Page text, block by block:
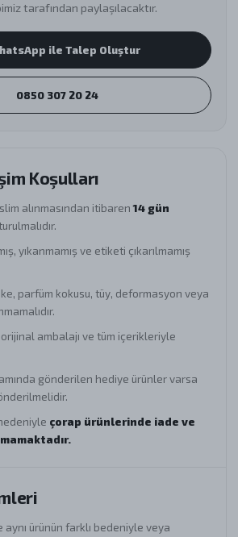
tarafından paylaşılacaktır.
ile Talep Oluştur
0850 307 20 24
Koşulları
alınmasından itibaren14 gün
yıkanmamış ve etiketi çıkarılmamış
parfüm kokusu, tüy, deformasyon veya
ambalajı ve tüm içerikleriyle
gönderilen hediye ürünler varsa
çorap ürünlerinde iade ve
aynı ürünün farklı bedeniyle veya